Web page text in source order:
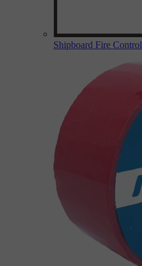
Shipboard Fire Control